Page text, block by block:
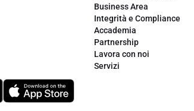
Business Area
Integrità e Compliance
Accademia
Partnership
Lavora con noi
Servizi